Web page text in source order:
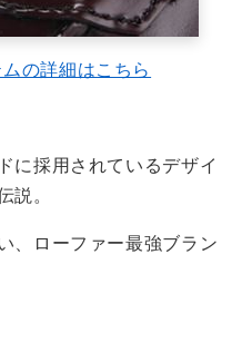
の詳細はこちら
に採用されているデザイ
説。
、ローファー最強ブラン